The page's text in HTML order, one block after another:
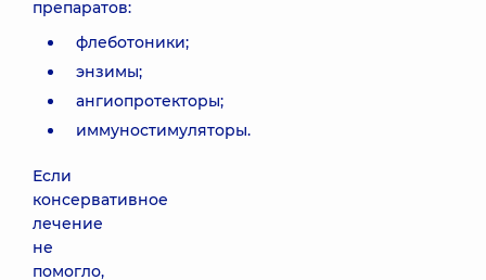
препаратов:
флеботоники;
энзимы;
ангиопротекторы;
иммуностимуляторы.
Если
консервативное
лечение
не
помогло,